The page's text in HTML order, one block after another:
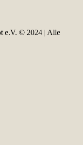
e.V. © 2024 | Alle